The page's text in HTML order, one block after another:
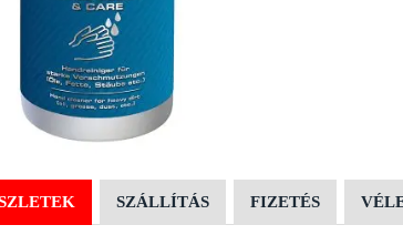
SZÁLLÍTÁS FIZETÉS